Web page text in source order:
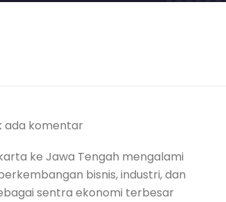
ada komentar
ke Jawa Tengah mengalami
bisnis, industri, dan
sentra ekonomi terbesar